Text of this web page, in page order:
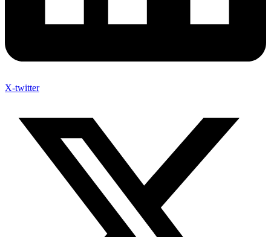
X-twitter